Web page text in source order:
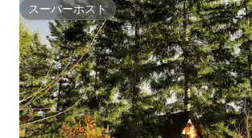
スーパーホスト
スーパーホスト